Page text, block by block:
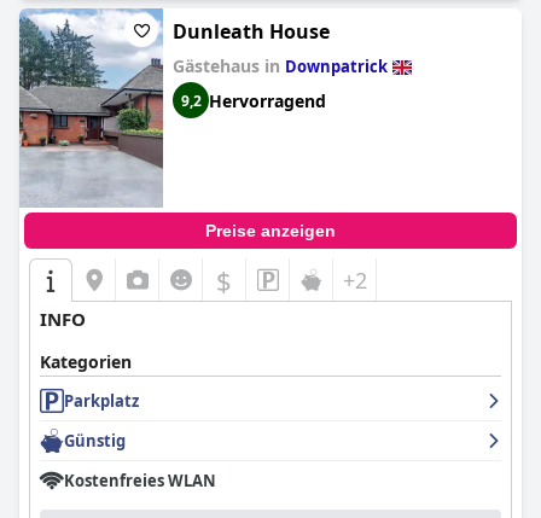
Dunleath House
Gästehaus in Downpatrick
9,2 Hervorragend
Preise anzeigen
$ +2
INFO
Kategorien
Parkplatz
Günstig
Kostenfreies WLAN